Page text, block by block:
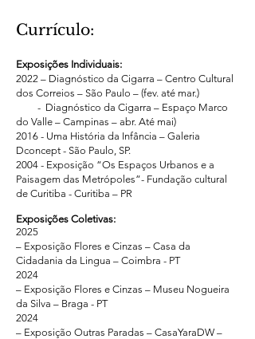
Currículo:
Exposições Individuais:
2022 – Diagnóstico da Cigarra – Centro Cultural
dos Correios – São Paulo – (fev. até mar.)
- Diagnóstico da Cigarra – Espaço Marco
do Valle – Campinas – abr. Até mai)
2016 - Uma História da Infância – Galeria
Dconcept - São Paulo, SP.
2004 - Exposição “Os Espaços Urbanos e a
Paisagem das Metrópoles”- Fundação cultural
de Curitiba - Curitiba – PR
Exposições Coletivas:
2025
– Exposição Flores e Cinzas – Casa da
Cidadania da Lingua – Coimbra - PT
2024
– Exposição Flores e Cinzas – Museu Nogueira
da Silva – Braga - PT
2024
– Exposição Outras Paradas – CasaYaraDW –